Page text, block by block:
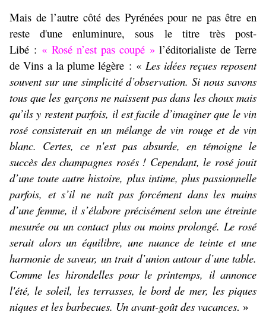
Mais de l’autre côté des Pyrénées pour ne pas être en
reste d'une enluminure, sous le titre très post-
Libé : « Rosé n’est pas coupé » l’éditorialiste de Terre
de Vins a la plume légère : « Les idées reçues reposent
souvent sur une simplicité d’observation. Si nous savons
tous que les garçons ne naissent pas dans les choux mais
qu’ils y restent parfois, il est facile d’imaginer que le vin
rosé consisterait en un mélange de vin rouge et de vin
blanc. Certes, ce n'est pas absurde, en témoigne le
succès des champagnes rosés ! Cependant, le rosé jouit
d’une toute autre histoire, plus intime, plus passionnelle
parfois, et s’il ne naît pas forcément dans les mains
d’une femme, il s’élabore précisément selon une étreinte
mesurée ou un contact plus ou moins prolongé. Le rosé
serait alors un équilibre, une nuance de teinte et une
harmonie de saveur, un trait d’union autour d’une table.
Comme les hirondelles pour le printemps, il annonce
l'été, le soleil, les terrasses, le bord de mer, les piques
niques et les barbecues. Un avant-goût des vacances. »